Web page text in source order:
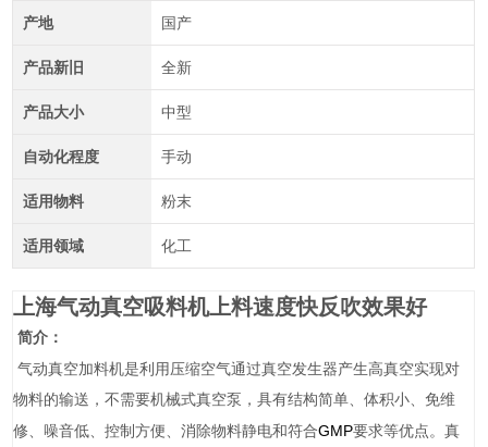
产地 国产
产品新旧 全新
产品大小 中型
自动化程度 手动
适用物料 粉末
适用领域 化工
上海气动真空吸料机上料速度快反吹效果好
简介：
气动真空加料机是利用压缩空气通过真空发生器产生高真空实现对
物料的输送，不需要机械式真空泵，具有结构简单、体积小、免维
修、噪音低、控制方便、消除物料静电和符合GMP要求等优点。真